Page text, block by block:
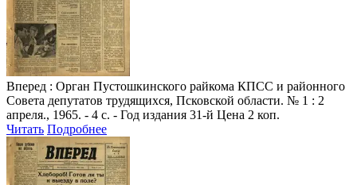
Вперед : Орган Пустошкинского райкома КПСС и районного
Совета депутатов трудящихся, Псковской области. № 1 : 2
апреля., 1965. - 4 с. - Год издания 31-й Цена 2 коп.
Читать Подробнее